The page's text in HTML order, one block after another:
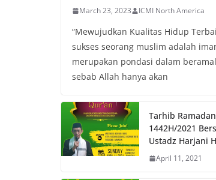
March 23, 2023 ICMI North America
“Mewujudkan Kualitas Hidup
sukses seorang muslim adalah
merupakan pondasi dalam
sebab Allah hanya akan
Tarhib Ramadan
1442H/2021
Ustadz Harjani
April 11, 2021